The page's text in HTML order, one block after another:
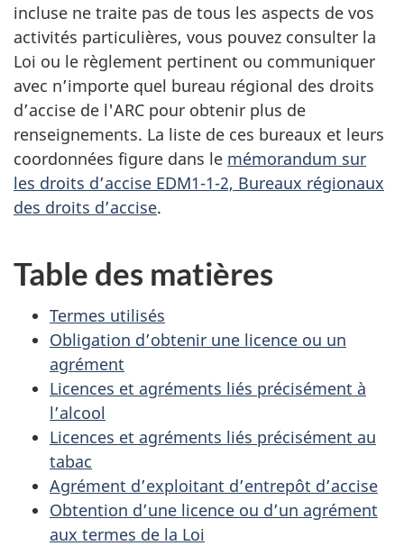
incluse ne traite pas de tous les aspects de vos
activités particulières, vous pouvez consulter la
Loi ou le règlement pertinent ou communiquer
avec n’importe quel bureau régional des droits
d’accise de l'ARC pour obtenir plus de
renseignements. La liste de ces bureaux et leurs
coordonnées figure dans le mémorandum sur
les droits d’accise EDM1-1-2, Bureaux régionaux
des droits d’accise.
Table des matières
Termes utilisés
Obligation d’obtenir une licence ou un
agrément
Licences et agréments liés précisément à
l’alcool
Licences et agréments liés précisément au
tabac
Agrément d’exploitant d’entrepôt d’accise
Obtention d’une licence ou d’un agrément
aux termes de la Loi